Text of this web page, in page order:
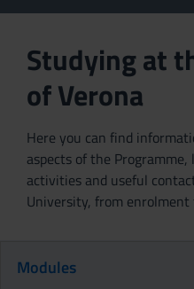
Studying at
of Verona
Here you can find
aspects of the
activities and useful
University, from enrolment
Modules